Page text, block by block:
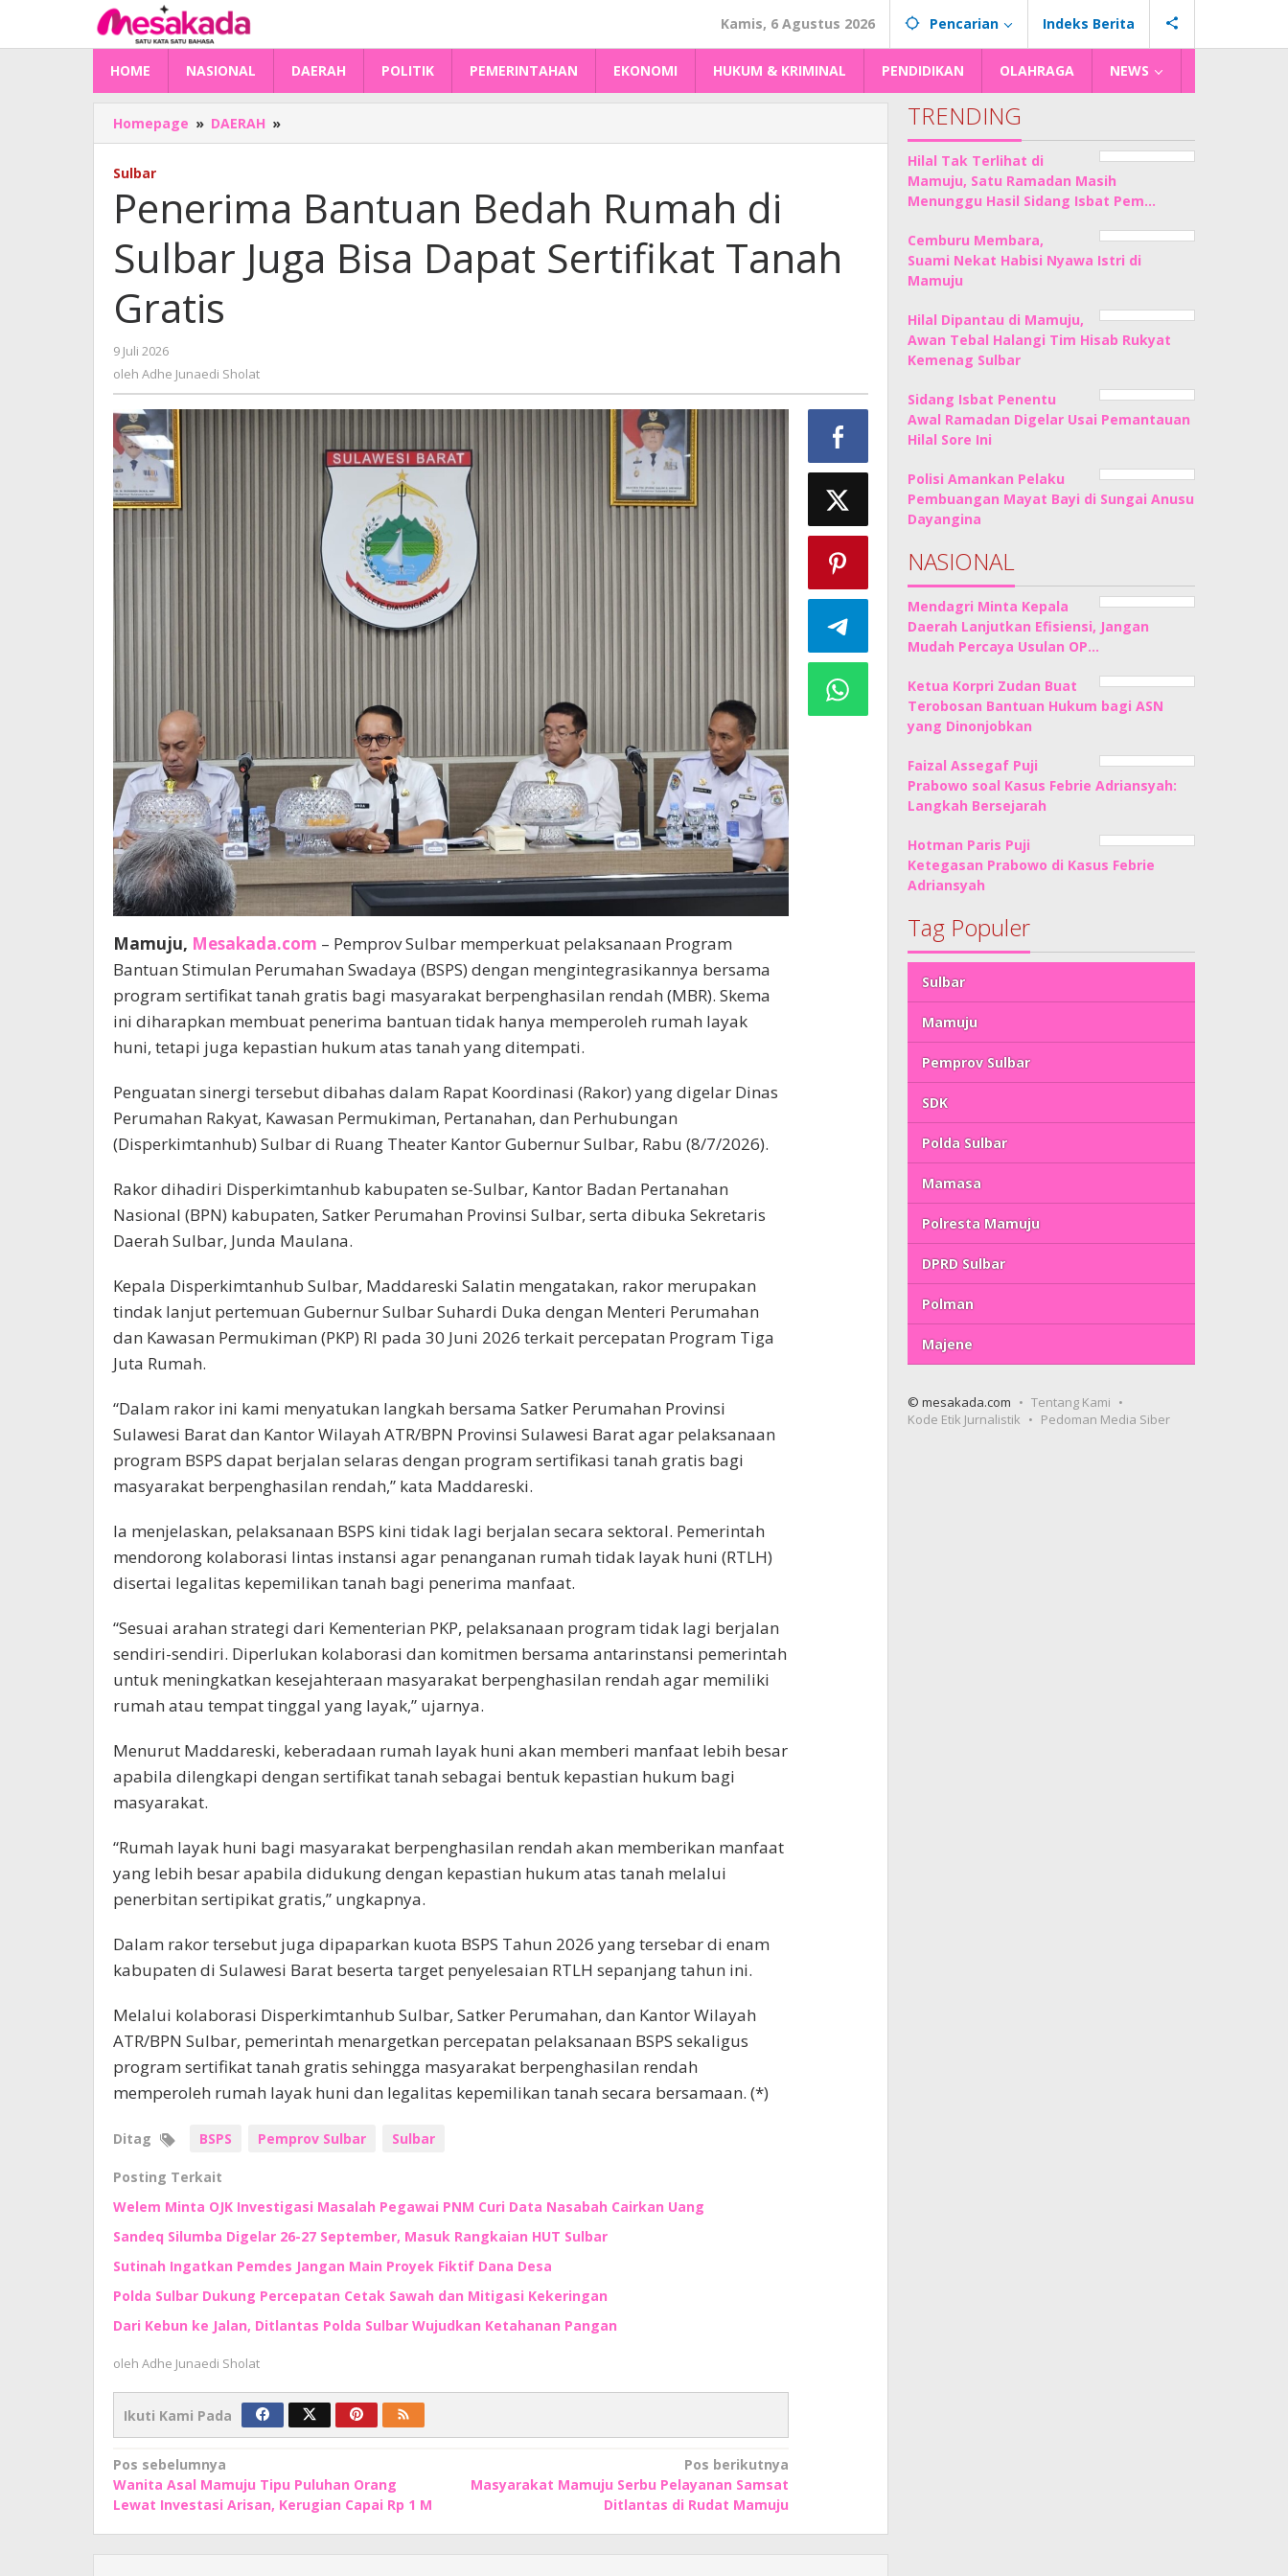
konten
Kamis, 6 Agustus 2026 Pencarian Indeks Berita
HOME NASIONAL DAERAH POLITIK PEMERINTAHAN EKONOMI HUKUM & KRIMINAL PENDIDIKAN OLAHRAGA NEWS
Homepage » DAERAH »
Bantuan
di
Sulbar
Bisa
Dapat
Sulbar
Penerima Bantuan Bedah Rumah di
Sulbar Juga Bisa Dapat Sertifikat Tanah
Gratis
9 Juli 2026
Adhe
Junaedi
oleh Adhe Junaedi Sholat
Mamuju, Mesakada.com – Pemprov Sulbar memperkuat pelaksanaan Program
Bantuan Stimulan Perumahan Swadaya (BSPS) dengan mengintegrasikannya bersama
program sertifikat tanah gratis bagi masyarakat berpenghasilan rendah (MBR). Skema
ini diharapkan membuat penerima bantuan tidak hanya memperoleh rumah layak
huni, tetapi juga kepastian hukum atas tanah yang ditempati.
Penguatan sinergi tersebut dibahas dalam Rapat Koordinasi (Rakor) yang digelar Dinas
Perumahan Rakyat, Kawasan Permukiman, Pertanahan, dan Perhubungan
(Disperkimtanhub) Sulbar di Ruang Theater Kantor Gubernur Sulbar, Rabu (8/7/2026).
Rakor dihadiri Disperkimtanhub kabupaten se-Sulbar, Kantor Badan Pertanahan
Nasional (BPN) kabupaten, Satker Perumahan Provinsi Sulbar, serta dibuka Sekretaris
Daerah Sulbar, Junda Maulana.
Kepala Disperkimtanhub Sulbar, Maddareski Salatin mengatakan, rakor merupakan
tindak lanjut pertemuan Gubernur Sulbar Suhardi Duka dengan Menteri Perumahan
dan Kawasan Permukiman (PKP) RI pada 30 Juni 2026 terkait percepatan Program Tiga
Juta Rumah.
“Dalam rakor ini kami menyatukan langkah bersama Satker Perumahan Provinsi
Sulawesi Barat dan Kantor Wilayah ATR/BPN Provinsi Sulawesi Barat agar pelaksanaan
program BSPS dapat berjalan selaras dengan program sertifikasi tanah gratis bagi
masyarakat berpenghasilan rendah,” kata Maddareski.
Ia menjelaskan, pelaksanaan BSPS kini tidak lagi berjalan secara sektoral. Pemerintah
mendorong kolaborasi lintas instansi agar penanganan rumah tidak layak huni (RTLH)
disertai legalitas kepemilikan tanah bagi penerima manfaat.
“Sesuai arahan strategi dari Kementerian PKP, pelaksanaan program tidak lagi berjalan
sendiri-sendiri. Diperlukan kolaborasi dan komitmen bersama antarinstansi pemerintah
untuk meningkatkan kesejahteraan masyarakat berpenghasilan rendah agar memiliki
rumah atau tempat tinggal yang layak,” ujarnya.
Menurut Maddareski, keberadaan rumah layak huni akan memberi manfaat lebih besar
apabila dilengkapi dengan sertifikat tanah sebagai bentuk kepastian hukum bagi
masyarakat.
“Rumah layak huni bagi masyarakat berpenghasilan rendah akan memberikan manfaat
yang lebih besar apabila didukung dengan kepastian hukum atas tanah melalui
penerbitan sertipikat gratis,” ungkapnya.
Dalam rakor tersebut juga dipaparkan kuota BSPS Tahun 2026 yang tersebar di enam
kabupaten di Sulawesi Barat beserta target penyelesaian RTLH sepanjang tahun ini.
Melalui kolaborasi Disperkimtanhub Sulbar, Satker Perumahan, dan Kantor Wilayah
ATR/BPN Sulbar, pemerintah menargetkan percepatan pelaksanaan BSPS sekaligus
program sertifikat tanah gratis sehingga masyarakat berpenghasilan rendah
memperoleh rumah layak huni dan legalitas kepemilikan tanah secara bersamaan. (*)
Ditag BSPS Pemprov Sulbar Sulbar
Posting Terkait
Welem Minta OJK Investigasi Masalah Pegawai PNM Curi Data Nasabah Cairkan Uang
Sandeq Silumba Digelar 26-27 September, Masuk Rangkaian HUT Sulbar
Sutinah Ingatkan Pemdes Jangan Main Proyek Fiktif Dana Desa
Polda Sulbar Dukung Percepatan Cetak Sawah dan Mitigasi Kekeringan
Dari Kebun ke Jalan, Ditlantas Polda Sulbar Wujudkan Ketahanan Pangan
oleh Adhe Junaedi Sholat
Ikuti Kami Pada
Navigasi
pos
Pos sebelumnya
Wanita Asal Mamuju Tipu Puluhan Orang
Lewat Investasi Arisan, Kerugian Capai Rp 1 M
Pos berikutnya
Masyarakat Mamuju Serbu Pelayanan Samsat
Ditlantas di Rudat Mamuju
TRENDING
Hilal Tak Terlihat di
Mamuju, Satu Ramadan Masih
Menunggu Hasil Sidang Isbat Pem…
Cemburu Membara,
Suami Nekat Habisi Nyawa Istri di
Mamuju
Hilal Dipantau di Mamuju,
Awan Tebal Halangi Tim Hisab Rukyat
Kemenag Sulbar
Sidang Isbat Penentu
Awal Ramadan Digelar Usai Pemantauan
Hilal Sore Ini
Polisi Amankan Pelaku
Pembuangan Mayat Bayi di Sungai Anusu
Dayangina
NASIONAL
Mendagri Minta Kepala
Daerah Lanjutkan Efisiensi, Jangan
Mudah Percaya Usulan OP…
Ketua Korpri Zudan Buat
Terobosan Bantuan Hukum bagi ASN
yang Dinonjobkan
Faizal Assegaf Puji
Prabowo soal Kasus Febrie Adriansyah:
Langkah Bersejarah
Hotman Paris Puji
Ketegasan Prabowo di Kasus Febrie
Adriansyah
Tag Populer
Sulbar
Mamuju
Pemprov Sulbar
SDK
Polda Sulbar
Mamasa
Polresta Mamuju
DPRD Sulbar
Polman
Majene
© mesakada.com
Tentang Kami
Kode Etik Jurnalistik
Pedoman Media Siber